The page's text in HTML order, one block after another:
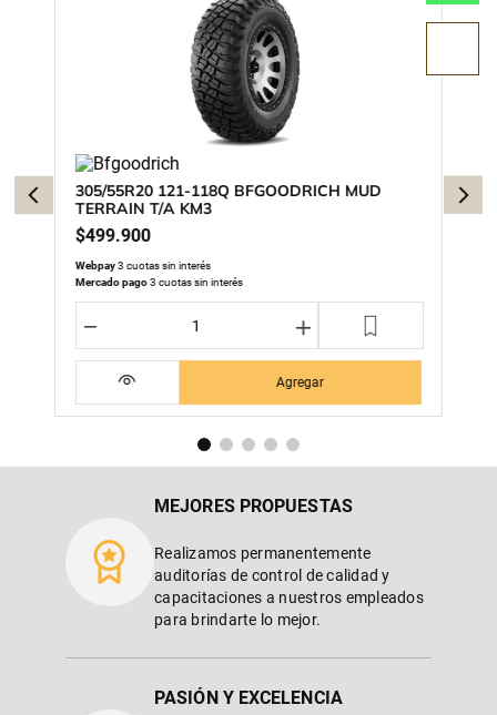
305/55R20 121-118Q BFGOODRICH MUD
TERRAIN T/A KM3
$499.900
Webpay3 cuotas sin interés
Mercado pago3 cuotas sin interés
＋
－
Agregar
MEJORES PROPUESTAS
Realizamos permanentemente
auditorías de control de calidad y
capacitaciones a nuestros empleados
para brindarte lo mejor.
PASIÓN Y EXCELENCIA